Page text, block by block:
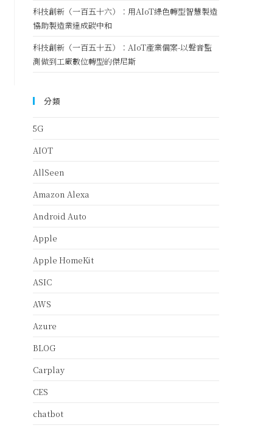
科技創新（一百五十六）：用AIoT綠色轉型智慧製造
協助製造業達成碳中和
科技創新（一百五十五）：AIoT產業個案-以聲音監
測做到工廠數位轉型的傑尼斯
分類
5G
AIOT
AllSeen
Amazon Alexa
Android Auto
Apple
Apple HomeKit
ASIC
AWS
Azure
BLOG
Carplay
CES
chatbot